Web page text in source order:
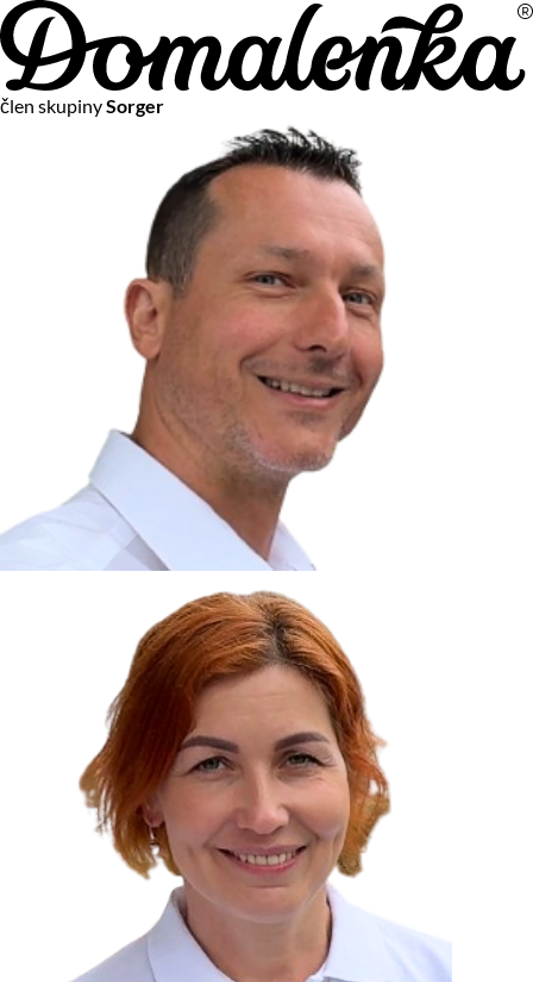
člen skupinySorger
Na vašom súkromí nám záleží
Chceme vám neustále poskytovať tie najlepšie služby.
Vzhľadom k platnej legislatíve od vás ale potrebujeme súhlas
s používaním súborov cookies.
Viac o personalizácii a meraní
Aby sme vedeli, čo sa deje na webových stránkach a aby sme
vám mohli prispôsobiť ponuky na mieru či reklamu,
používame cookies a taktiežslužby spoločnosti Google
Čo sú cookies?
Cookies sú malé textové súbory, ktoré môžu byť používané
webovými stránkami, aby zefektívnili používateľský zážitok.
Vďaka cookies vám môžeme ponúkať služby podľa toho, čo
naozaj hľadáte a chcete nájsť.
Kedykoľvek sa môžete slobodne rozhodnúť, ktoré typy
používania cookies chcete umožniť.
Zákon uvádza, že môžeme ukladať cookies na vašom
zariadení, pokiaľ sú nevyhnutne nutné pre prevádzku tejto
Cookies, ktoré používame
Technické a nevyhnutné cookies
Analytické a marketingové cookies
Reklamné úložisko
Reklamné používateľské dáta
Personalizácia reklám
Povoliť vybrané
Odmietnuť